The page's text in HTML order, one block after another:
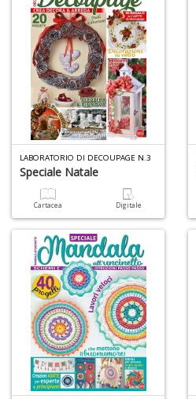
LABORATORIO DI DECOUPAGE N.3
Speciale Natale
Cartacea Digitale